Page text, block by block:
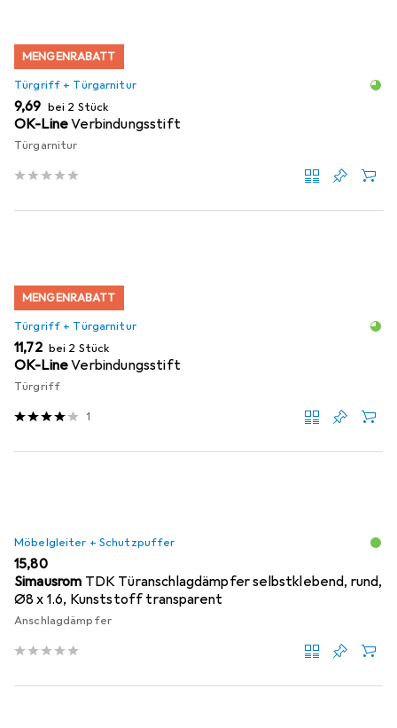
MENGENRABATT
Türgriff + Türgarnitur
EUR
9,69 bei 2 Stück
OK-LineVerbindungsstift
Türgarnitur
MENGENRABATT
Türgriff + Türgarnitur
EUR
11,72 bei 2 Stück
OK-LineVerbindungsstift
Türgriff
1
Möbelgleiter + Schutzpuffer
EUR
15,80
Simausrom TDK Türanschlagdämpfer selbstklebend, rund,
Ø8 x 1.6, Kunststoff transparent
Anschlagdämpfer